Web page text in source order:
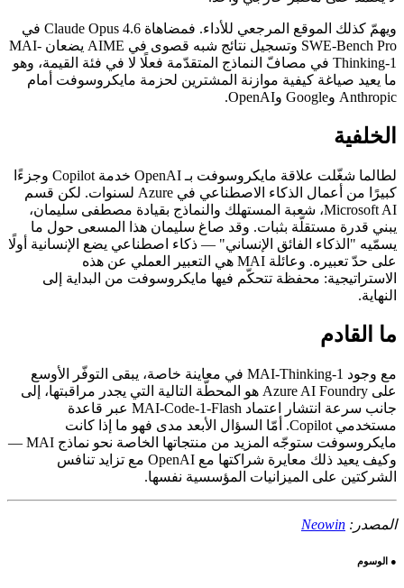
ويهمّ كذلك الموقع المرجعي للأداء. فمضاهاة Claude Opus 4.6 في
SWE-Bench Pro وتسجيل نتائج شبه قصوى في AIME يضعان MAI-
Thinking-1 في مصافّ النماذج المتقدّمة فعلًا لا في فئة القيمة، وهو
ما يعيد صياغة كيفية موازنة المشترين لحزمة مايكروسوفت أمام
Anthropic وGoogle وOpenAI.
الخلفية
لطالما شغّلت علاقة مايكروسوفت بـ OpenAI خدمة Copilot وجزءًا
كبيرًا من أعمال الذكاء الاصطناعي في Azure لسنوات. لكن قسم
Microsoft AI، شعبة المستهلك والنماذج بقيادة مصطفى سليمان،
يبني قدرة مستقلّة بثبات. وقد صاغ سليمان هذا المسعى حول ما
يسمّيه "الذكاء الفائق الإنساني" — ذكاء اصطناعي يضع الإنسانية أولًا
على حدّ تعبيره. وعائلة MAI هي التعبير العملي عن هذه
الاستراتيجية: محفظة تتحكّم فيها مايكروسوفت من البداية إلى
النهاية.
ما القادم
مع وجود MAI-Thinking-1 في معاينة خاصة، يبقى التوفّر الأوسع
على Azure AI Foundry هو المحطّة التالية التي يجدر مراقبتها، إلى
جانب سرعة انتشار اعتماد MAI-Code-1-Flash عبر قاعدة
مستخدمي Copilot. أمّا السؤال الأبعد مدى فهو ما إذا كانت
مايكروسوفت ستوجّه المزيد من منتجاتها الخاصة نحو نماذج MAI —
وكيف يعيد ذلك معايرة شراكتها مع OpenAI مع تزايد تنافس
الشركتين على الميزانيات المؤسسية نفسها.
المصدر: Neowin
●الوسوم